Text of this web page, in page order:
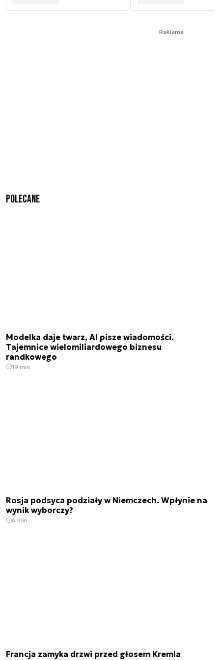
Reklama
Polecane
Modelka daje twarz, AI pisze wiadomości.
Tajemnice wielomiliardowego biznesu
randkowego
19 min.
Rosja podsyca podziały w Niemczech. Wpłynie na
wynik wyborczy?
6 min.
Francja zamyka drzwi przed głosem Kremla